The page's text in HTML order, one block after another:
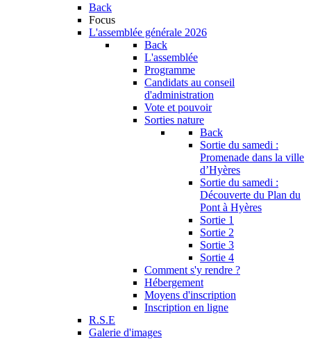
Back
Focus
L'assemblée générale 2026
Back
L'assemblée
Programme
Candidats au conseil
d'administration
Vote et pouvoir
Sorties nature
Back
Sortie du samedi :
Promenade dans la ville
d’Hyères
Sortie du samedi :
Découverte du Plan du
Pont à Hyères
Sortie 1
Sortie 2
Sortie 3
Sortie 4
Comment s'y rendre ?
Hébergement
Moyens d'inscription
Inscription en ligne
R.S.E
Galerie d'images